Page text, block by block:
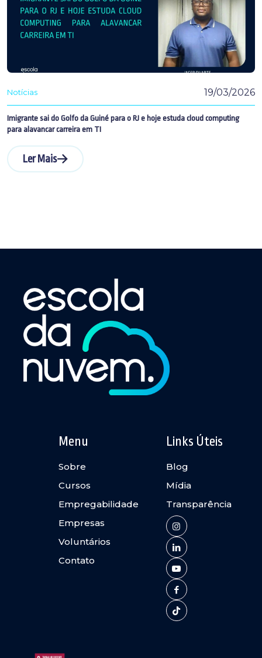
Notícias 19/03/2026
Imigrante sai do Golfo da Guiné para o RJ e hoje estuda cloud computing
para alavancar carreira em TI
Ler Mais
Menu
Sobre
Cursos
Empregabilidade
Empresas
Voluntários
Contato
Links Úteis
Blog
Mídia
Transparência